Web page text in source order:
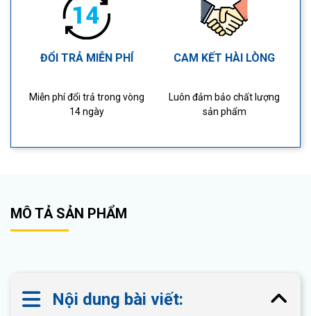
ĐỔI TRẢ MIỄN PHÍ
Miễn phí đổi trả trong vòng
14 ngày
CAM KẾT HÀI LÒNG
Luôn đảm bảo chất lượng
sản phẩm
MÔ TẢ SẢN PHẨM
Nội dung bài viết: